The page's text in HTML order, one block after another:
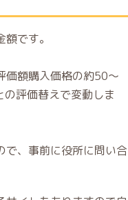
です。
価額購入価格の約50〜
評価替えで変動しま
で、事前に役所に問い合